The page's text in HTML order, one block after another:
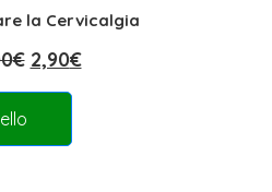
la Cervicalgia
€ 2,90€